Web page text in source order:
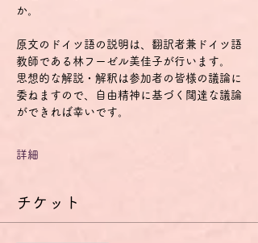
か。
原文のドイツ語の説明は、翻訳者兼ドイツ語
教師である林フーゼル美佳子が行います。
思想的な解説・解釈は参加者の皆様の議論に
委ねますので、自由精神に基づく闊達な議論
ができれば幸いです。
詳細
チケット